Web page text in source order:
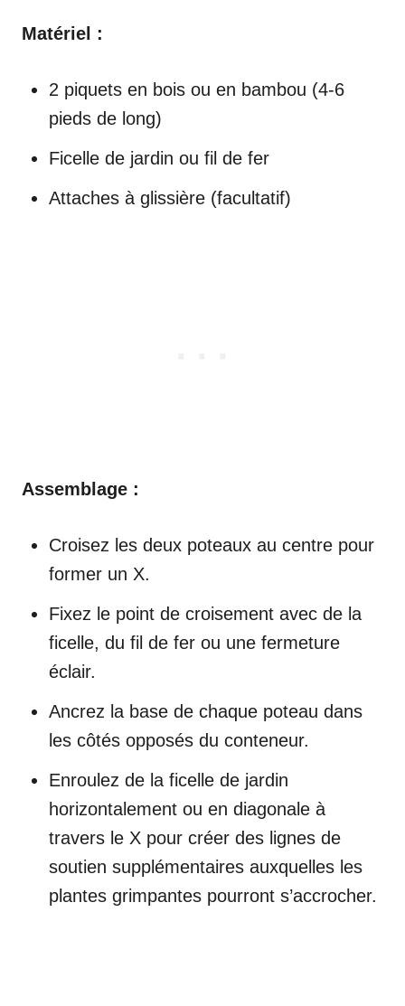
Matériel :
2 piquets en bois ou en bambou (4-6
pieds de long)
Ficelle de jardin ou fil de fer
Attaches à glissière (facultatif)
Assemblage :
Croisez les deux poteaux au centre pour
former un X.
Fixez le point de croisement avec de la
ficelle, du fil de fer ou une fermeture
éclair.
Ancrez la base de chaque poteau dans
les côtés opposés du conteneur.
Enroulez de la ficelle de jardin
horizontalement ou en diagonale à
travers le X pour créer des lignes de
soutien supplémentaires auxquelles les
plantes grimpantes pourront s’accrocher.